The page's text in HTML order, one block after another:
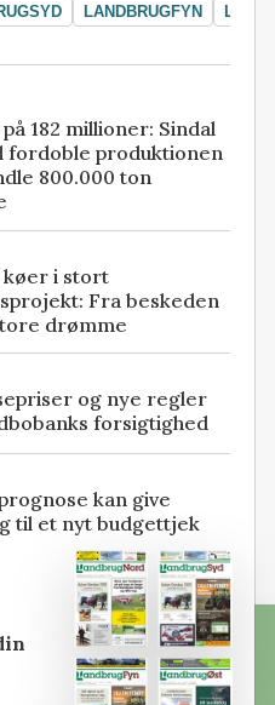
LANDBRUGFYN
182 millioner: Sindal
fordoble produktionen
800.000 ton
i stort
Fra beskeden
drømme
og nye regler
forsigtighed
kan give
til et nyt budgettjek